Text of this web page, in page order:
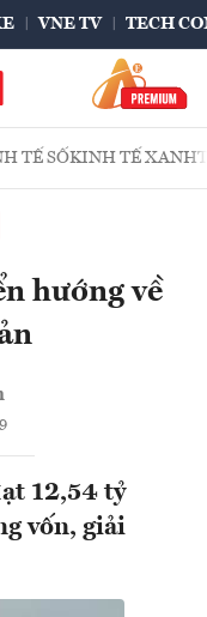
VNE TV TECH
TẾ SỐKINH TẾ XANH
hướng về
12,54 tỷ
vốn, giải